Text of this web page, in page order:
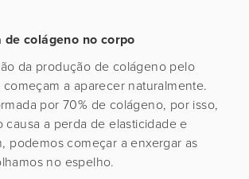
colágeno no corpo
da produção de colágeno pelo
a aparecer naturalmente.
por 70% de colágeno, por isso,
causa a perda de elasticidade e
podemos começar a enxergar as
no espelho.